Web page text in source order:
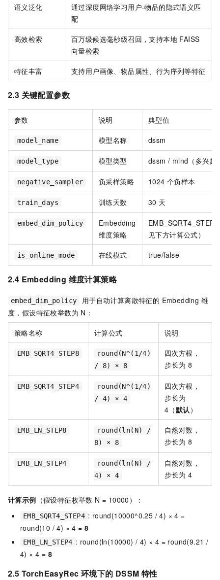
语义泛化
通过深度网络学习用户-物品的隐式语义匹
配
高效检索
百万级候选毫秒级召回，支持本地 FAISS
向量检索
特征丰富 支持用户画像、物品属性、行为序列等特征
2.3 关键配置参数
参数 说明 典型值
model_name 模型名称 dssm
model_type 模型类型 dssm / mind（多兴趣
negative_sampler 负采样策略 1024 个负样本
train_days 训练天数 30 天
embed_dim_policy
Embedding
维度策略
见下方计算公式）
is_online_mode 在线模式 true/false
2.4 Embedding 维度计算策略
embed_dim_policy
用于自动计算离散特征的 Embedding 维
度，假设特征枚举数为 N：
策略名称 计算公式 说明
EMB_SQRT4_STEP8
round(N^(1/4)
/ 8) × 8
四次方根，
步长为 8
EMB_SQRT4_STEP4
round(N^(1/4)
/ 4) × 4
四次方根，
步长为
4（默认 ）
EMB_LN_STEP8
round(ln(N) /
8) × 8
自然对数，
步长为 8
EMB_LN_STEP4
round(ln(N) /
4) × 4
自然对数，
步长为 4
计算示例 （假设特征枚举数 N = 10000）：
EMB_SQRT4_STEP4 : round(10000^0.25 / 4) × 4 =
round(10 / 4) × 4 =8
EMB_LN_STEP4 : round(ln(10000) / 4) × 4 = round(9.21 /
4) × 4 = 8
2.5 TorchEasyRec 环境下的 DSSM 特性